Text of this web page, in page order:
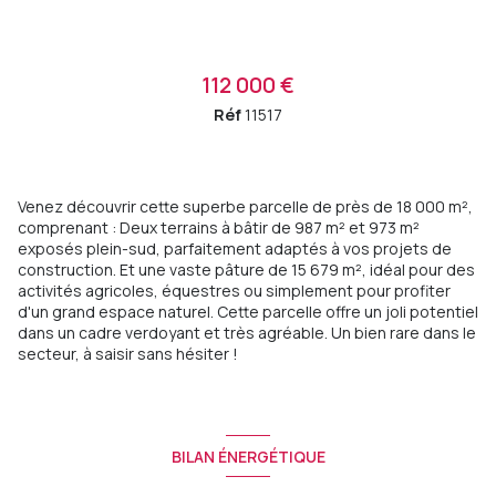
112 000 €
Réf11517
Venez découvrir cette superbe parcelle de près de 18 000 m²,
comprenant : Deux terrains à bâtir de 987 m² et 973 m²
exposés plein-sud, parfaitement adaptés à vos projets de
construction. Et une vaste pâture de 15 679 m², idéal pour des
activités agricoles, équestres ou simplement pour profiter
d'un grand espace naturel. Cette parcelle offre un joli potentiel
dans un cadre verdoyant et très agréable. Un bien rare dans le
secteur, à saisir sans hésiter !
BILAN ÉNERGÉTIQUE